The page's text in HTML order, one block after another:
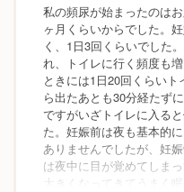
私の頻尿が始まったのは
ヶ月くらいからでした。
く、1日3回くらいでした
れ、トイレに行く頻度も
ときには1日20回くらい
ら出たあとも30分経たず
ですがいざトイレに入る
た。妊娠前は夜も基本的
ありませんでしたが、妊
は夜中に目が覚めてしま
大きくなってきてうまく